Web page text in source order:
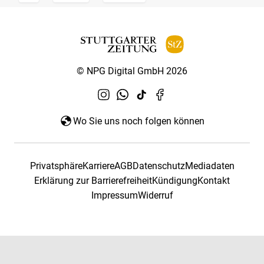
© NPG Digital GmbH 2026
Wo Sie uns noch folgen können
PrivatsphäreKarriereAGBDatenschutzMediadaten
Erklärung zur BarrierefreiheitKündigungKontakt
ImpressumWiderruf